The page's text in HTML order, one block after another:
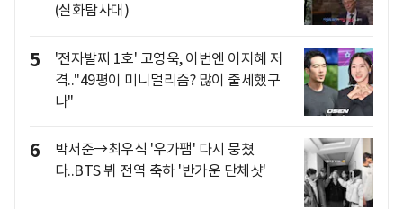
(실화탐사대)
5
'전자발찌 1호' 고영욱, 이번엔 이지혜 저
격.."49평이 미니멀리즘? 많이 출세했구
나"
6
박서준→최우식 '우가팸' 다시 뭉쳤
다..BTS 뷔 전역 축하 '반가운 단체샷'